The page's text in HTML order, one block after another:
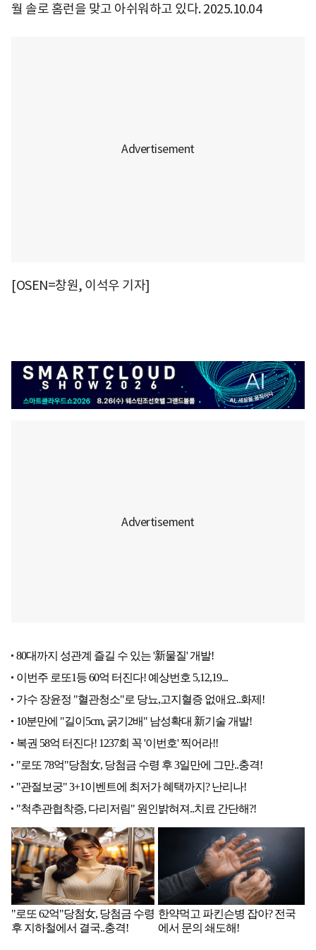
월 솔로 홈런을 맞고 아쉬워하고 있다. 2025.10.04
[OSEN=창원, 이석우 기자]